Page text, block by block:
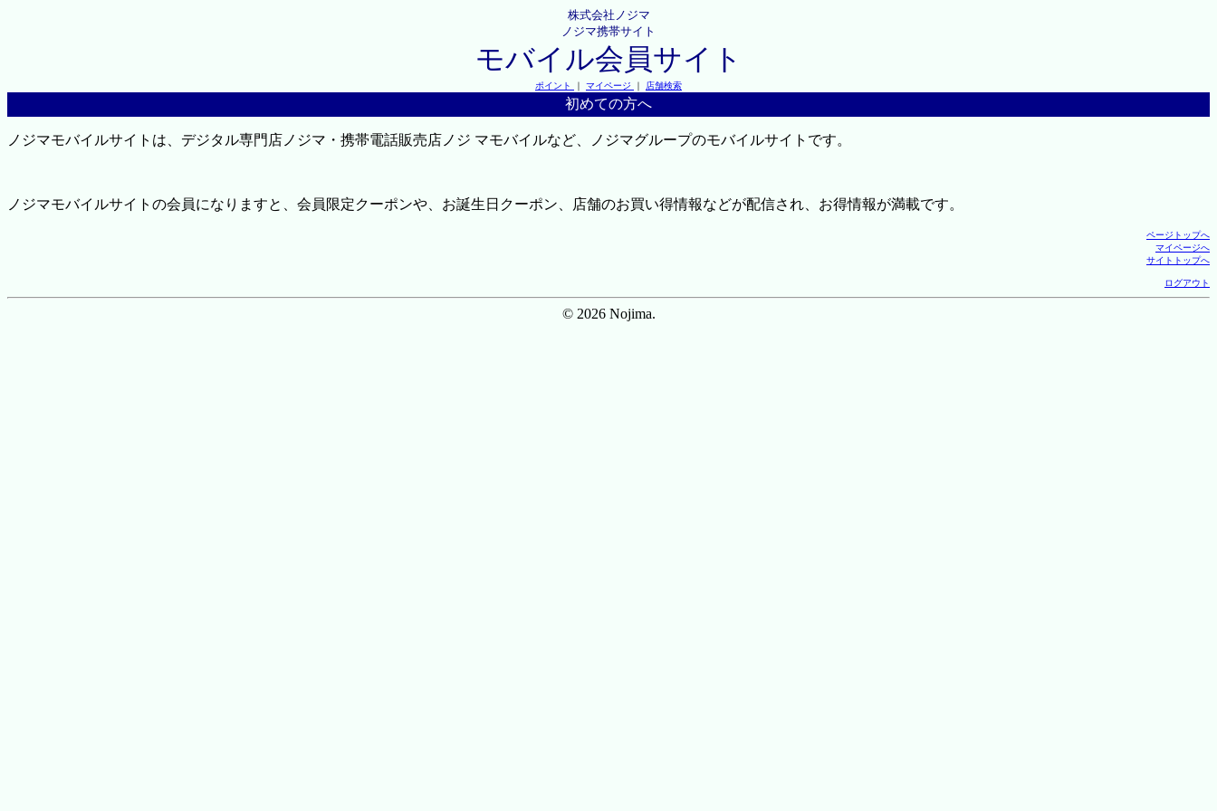
株式会社ノジマ
ノジマ携帯サイト
モバイル会員サイト
ポイント ｜ マイページ ｜ 店舗検索
初めての方へ
ノジマモバイルサイトは、デジタル専門店ノジマ・携帯電話販売店ノジ マモバイルなど、ノジマグループのモバイルサイトです。
ノジマモバイルサイトの会員になりますと、会員限定クーポンや、お誕生日クーポン、店舗のお買い得情報などが配信され、お得情報が満載です。
ページトップへ
マイページへ
サイトトップへ
ログアウト
© 2026 Nojima.